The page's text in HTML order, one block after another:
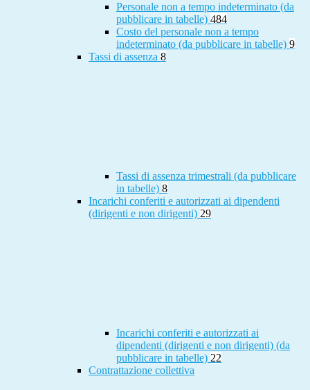
Personale non a tempo indeterminato (da
pubblicare in tabelle) 484
Costo del personale non a tempo
indeterminato (da pubblicare in tabelle) 9
Tassi di assenza 8
Tassi di assenza trimestrali (da pubblicare
in tabelle) 8
Incarichi conferiti e autorizzati ai dipendenti
(dirigenti e non dirigenti) 29
Incarichi conferiti e autorizzati ai
dipendenti (dirigenti e non dirigenti) (da
pubblicare in tabelle) 22
Contrattazione collettiva